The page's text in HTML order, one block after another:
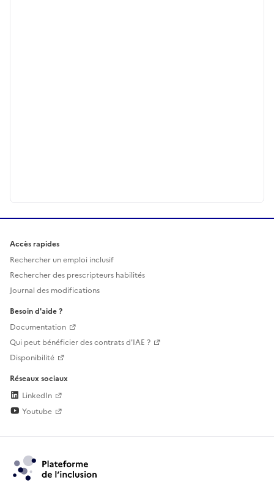
Accès rapides
Rechercher un emploi inclusif
Rechercher des prescripteurs habilités
Journal des modifications
Besoin d'aide ?
Documentation
Qui peut bénéficier des contrats d'IAE ?
Disponibilité
Réseaux sociaux
LinkedIn
Youtube